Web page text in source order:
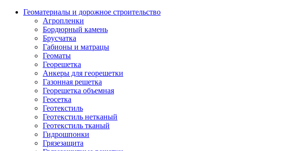
Геоматериалы и дорожное строительство
Агропленки
Бордюрный камень
Брусчатка
Габионы и матрацы
Геоматы
Георешетка
Анкеры для георешетки
Газонная решетка
Георешетка объемная
Геосетка
Геотекстиль
Геотекстиль нетканый
Геотекстиль тканый
Гидрошпонки
Грязезащита